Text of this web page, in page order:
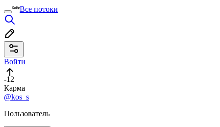
Все потоки
Войти
-12
Карма
@kos_s
Пользователь